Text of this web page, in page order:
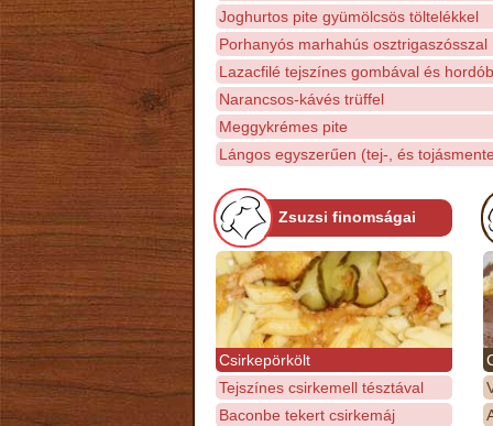
Joghurtos pite gyümölcsös töltelékkel
Porhanyós marhahús osztrigaszósszal
Lazacfilé tejszínes gombával és
Narancsos-kávés trüffel
Meggykrémes pite
Lángos egyszerűen (tej-, és
Zsuzsi finomságai
Csirkepörkölt
Tejszínes csirkemell tésztával
Baconbe tekert csirkemáj